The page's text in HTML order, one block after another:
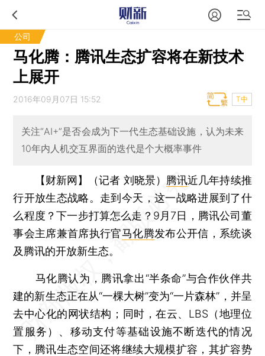
公司
马化腾：腾讯生态扩容将在新技术
上展开
2016年09月07日 15:52 T中
关注“AI+”是否会成为下一代生态基础设施，认为未来
10年内人机交互界面的迭代是个大概率事件
【财新网】（记者 刘晓景） 腾讯近几年持续推
行开放生态战略。走到今天，这一战略进展到了什
么程度？下一步打算怎么走？9月7日，腾讯公司董
事会主席兼首席执行官马化腾发布公开信，系统谈
及腾讯的开放新生态。
马化腾认为，腾讯拿出“半条命”与合作伙伴共
建的新生态正在从“一棵大树”变为“一片森林”，并呈
去中心化的网状结构；同时，在云、LBS（地理位
置服务）、移动支付等基础设施不断迭代的情况
下，腾讯生态空间还将继续大规模扩容，其扩容势